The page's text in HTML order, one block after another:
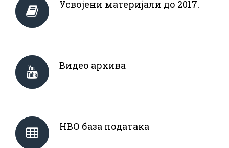
Усвојени материјали до 2017.
Видео архива
НВО база података